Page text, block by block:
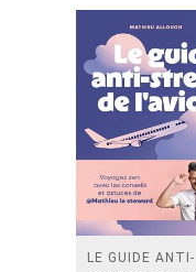
LE GUIDE ANTI-